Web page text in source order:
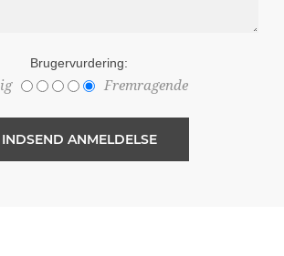
Brugervurdering:
Fremragende